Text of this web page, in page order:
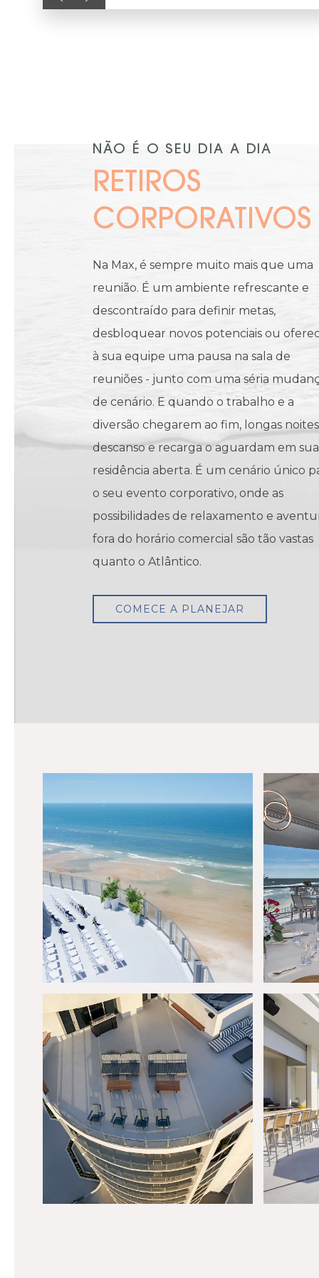
NÃO É O SEU DIA A DIA
RETIROS
CORPORATIVOS
Na Max, é sempre muito mais que uma
reunião. É um ambiente refrescante e
descontraído para definir metas,
desbloquear novos potenciais ou
à sua equipe uma pausa na sala de
reuniões - junto com uma séria
de cenário. E quando o trabalho e a
diversão chegarem ao fim, longas
descanso e recarga o aguardam em sua
residência aberta. É um cenário único
o seu evento corporativo, onde as
possibilidades de relaxamento e
fora do horário comercial são tão vastas
quanto o Atlântico.
COMECE A PLANEJAR